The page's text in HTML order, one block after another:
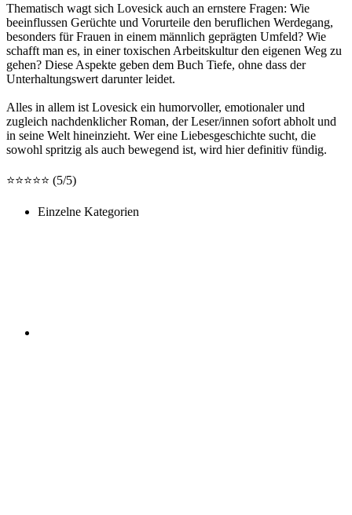
Thematisch wagt sich Lovesick auch an ernstere Fragen: Wie
beeinflussen Gerüchte und Vorurteile den beruflichen Werdegang,
besonders für Frauen in einem männlich geprägten Umfeld? Wie
schafft man es, in einer toxischen Arbeitskultur den eigenen Weg zu
gehen? Diese Aspekte geben dem Buch Tiefe, ohne dass der
Unterhaltungswert darunter leidet.
Alles in allem ist Lovesick ein humorvoller, emotionaler und
zugleich nachdenklicher Roman, der Leser/innen sofort abholt und
in seine Welt hineinzieht. Wer eine Liebesgeschichte sucht, die
sowohl spritzig als auch bewegend ist, wird hier definitiv fündig.
⭐️⭐️⭐️⭐️⭐️ (5/5)
Einzelne Kategorien